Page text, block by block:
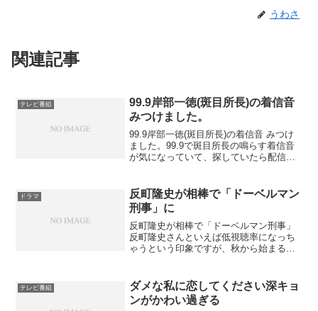
うわさ
関連記事
テレビ番組
99.9岸部一徳(斑目所長)の着信音
みつけました。
99.9岸部一徳(斑目所長)の着信音 みつけ
ました。99.9で斑目所長の鳴らす着信音
が気になっていて、探していたら配信し
の着信音ダウンロード＜＜｢99.9｣で検
索！iP...
ドラマ
反町隆史が相棒で「ドーベルマン
刑事」に
反町隆史が相棒で「ドーベルマン刑事」
反町隆史さんといえば低視聴率になっち
ゃうという印象ですが、秋から始まる
マン刑事』ともっぱらの噂です。何でド
ーベルマンって？ほ...
テレビ番組
ダメな私に恋してください深キョ
ンがかわい過ぎる